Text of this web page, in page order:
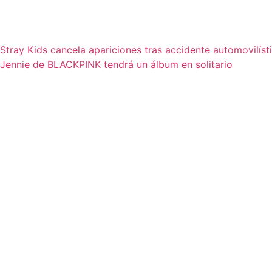
Stray Kids cancela apariciones tras accidente
Jennie de BLACKPINK tendrá un álbum en solitario